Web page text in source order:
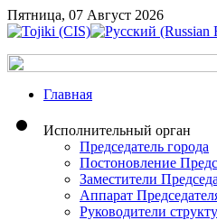
Пятница, 07 Август 2026
Главная
Исполнительный орган
Председатель города
Постоновление
Заместители
Аппарат
Руководители